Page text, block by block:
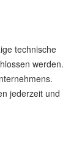
technische
werden.
jederzeit und